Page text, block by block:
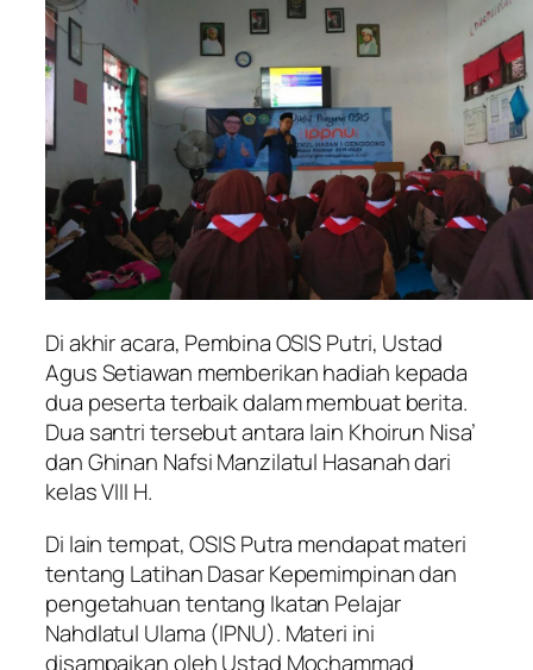
Di akhir acara, Pembina OSIS Putri, Ustad
Agus Setiawan memberikan hadiah kepada
dua peserta terbaik dalam membuat berita.
Dua santri tersebut antara lain Khoirun Nisa’
dan Ghinan Nafsi Manzilatul Hasanah dari
kelas VIII H.
Di lain tempat, OSIS Putra mendapat materi
tentang Latihan Dasar Kepemimpinan dan
pengetahuan tentang Ikatan Pelajar
Nahdlatul Ulama (IPNU). Materi ini
disampaikan oleh Ustad Mochammad